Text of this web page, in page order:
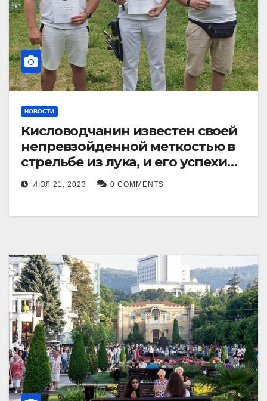
НОВОСТИ
Кисловодчанин известен своей
непревзойденной меткостью в
стрельбе из лука, и его успехи
прославили его в
Ставропольском крае.
ИЮЛ 21, 2023 0 COMMENTS